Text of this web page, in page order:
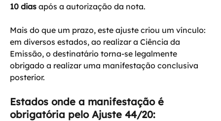
10 dias após a autorização da nota.
Mais do que um prazo, este ajuste criou um vínculo:
em diversos estados, ao realizar a Ciência da
Emissão, o destinatário torna-se legalmente
obrigado a realizar uma manifestação conclusiva
posterior.
Estados onde a manifestação é
obrigatória pelo Ajuste 44/20: